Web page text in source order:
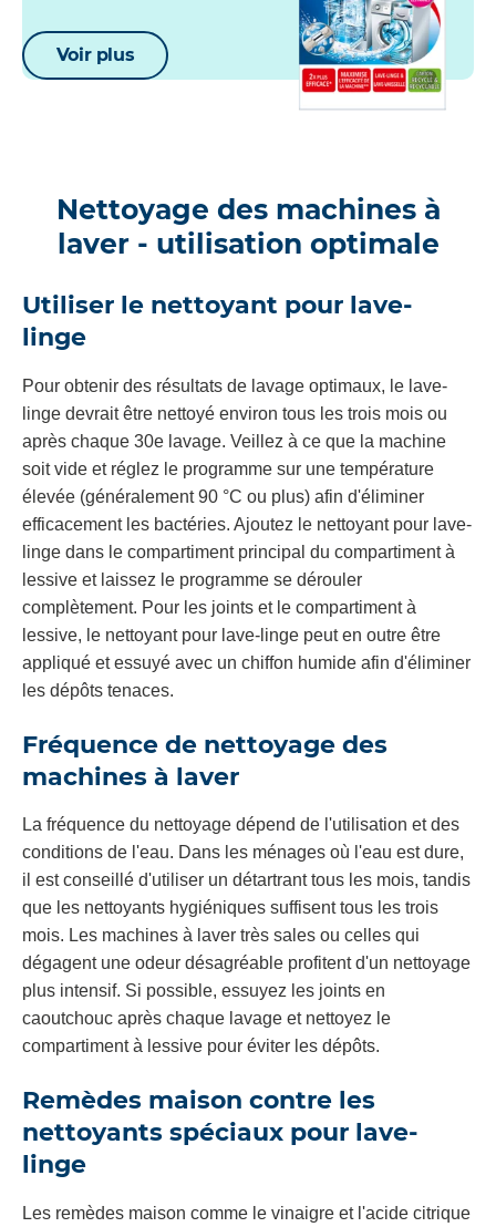
Voir plus
Nettoyage des machines à
laver - utilisation optimale
Utiliser le nettoyant pour lave-
linge
Pour obtenir des résultats de lavage optimaux, le lave-
linge devrait être nettoyé environ tous les trois mois ou
après chaque 30e lavage. Veillez à ce que la machine
soit vide et réglez le programme sur une température
élevée (généralement 90 °C ou plus) afin d'éliminer
efficacement les bactéries. Ajoutez le nettoyant pour lave-
linge dans le compartiment principal du compartiment à
lessive et laissez le programme se dérouler
complètement. Pour les joints et le compartiment à
lessive, le nettoyant pour lave-linge peut en outre être
appliqué et essuyé avec un chiffon humide afin d'éliminer
les dépôts tenaces.
Fréquence de nettoyage des
machines à laver
La fréquence du nettoyage dépend de l'utilisation et des
conditions de l'eau. Dans les ménages où l'eau est dure,
il est conseillé d'utiliser un détartrant tous les mois, tandis
que les nettoyants hygiéniques suffisent tous les trois
mois. Les machines à laver très sales ou celles qui
dégagent une odeur désagréable profitent d'un nettoyage
plus intensif. Si possible, essuyez les joints en
caoutchouc après chaque lavage et nettoyez le
compartiment à lessive pour éviter les dépôts.
Remèdes maison contre les
nettoyants spéciaux pour lave-
linge
Les remèdes maison comme le vinaigre et l'acide citrique